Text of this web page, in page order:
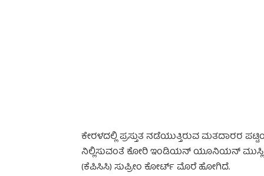
ಕೇರಳದಲ್ಲಿ ಪ್ರಸ್ತುತ ನಡೆಯುತ್ತಿರುವ ಮತದಾರರ
ನಿಲ್ಲಿಸುವಂತೆ ಕೋರಿ ಇಂಡಿಯನ್ ಯೂನಿಯನ್ ಮುಸ್ಲಿಂ
(ಕೆಪಿಸಿಸಿ) ಸುಪ್ರೀಂ ಕೋರ್ಟ್ ಮೊರೆ ಹೋಗಿದೆ.